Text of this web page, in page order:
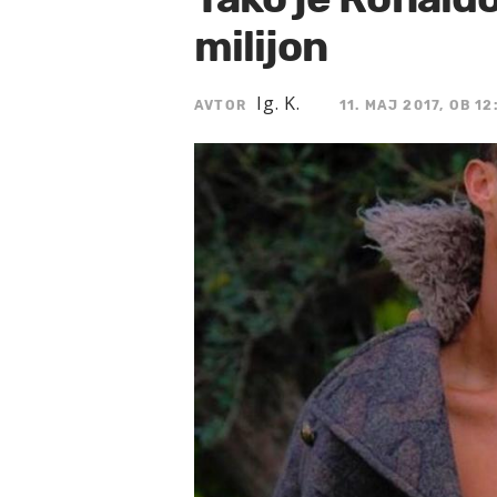
milijon
AVTOR Ig. K. 11. MAJ 2017, OB